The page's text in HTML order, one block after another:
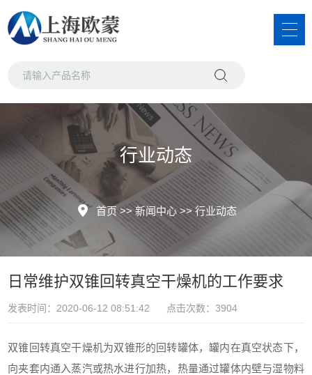
行业动态
首页 >>新闻中心>>行业动态
日常维护双锥回转真空干燥机的工作要求
发表时间：2020-06-12 08:51:42 点击次数：3904
双锥回转真空干燥机为双锥形的回转罐体，罐内在真空状态下，
向夹套内通入蒸汽或热水进行加热，热量通过罐体内壁与湿物料